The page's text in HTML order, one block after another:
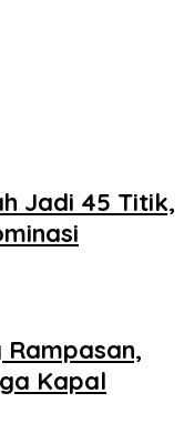
Jadi 45 Titik,
Kapal